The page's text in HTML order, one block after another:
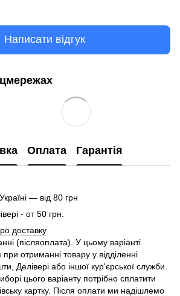
Написати відгук
Оплата Гарантія
— від 80 грн
- от 50 грн.
доставку
(післяоплата). У цьому варіанті
отриманні товару у відділенні
Делівері або іншої кур'єрської служби.
цього варіанту потрібно сплатити
картку. Після оплати ми надішлемо